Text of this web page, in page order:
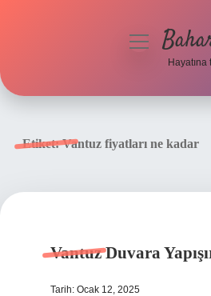
menüyü
Etiket:Vantuz fiyatları ne kadar
Vantuz Duvara
Tarih: Ocak 12, 2025